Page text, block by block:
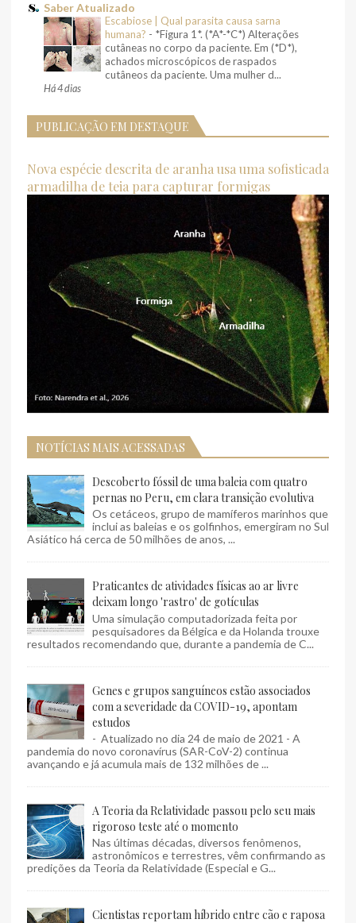
Saber Atualizado
Escabiose | Qual parasita causa sarna
humana? - *Figura 1*. (*A*-*C*) Alterações
cutâneas no corpo da paciente. Em (*D*),
achados microscópicos de raspados
cutâneos da paciente. Uma mulher d...
Há 4 dias
PUBLICAÇÃO EM DESTAQUE
Nova espécie descrita de aranha usa uma sofisticada
armadilha de teia para capturar formigas
NOTÍCIAS MAIS ACESSADAS
Descoberto fóssil de uma baleia com quatro
pernas no Peru, em clara transição evolutiva
Os cetáceos, grupo de mamíferos marinhos que
inclui as baleias e os golfinhos, emergiram no Sul
Asiático há cerca de 50 milhões de anos, ...
Praticantes de atividades físicas ao ar livre
deixam longo 'rastro' de gotículas
Uma simulação computadorizada feita por
pesquisadores da Bélgica e da Holanda trouxe
resultados recomendando que, durante a pandemia de C...
Genes e grupos sanguíneos estão associados
com a severidade da COVID-19, apontam
estudos
- Atualizado no dia 24 de maio de 2021 - A
pandemia do novo coronavírus (SAR-CoV-2) continua
avançando e já acumula mais de 132 milhões de ...
A Teoria da Relatividade passou pelo seu mais
rigoroso teste até o momento
Nas últimas décadas, diversos fenômenos,
astronômicos e terrestres, vêm confirmando as
predições da Teoria da Relatividade (Especial e G...
Cientistas reportam híbrido entre cão e raposa